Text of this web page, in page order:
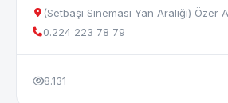
(Setbaşı Sineması Yan Aralığı) Özer
0.224 223 78 79
8.131